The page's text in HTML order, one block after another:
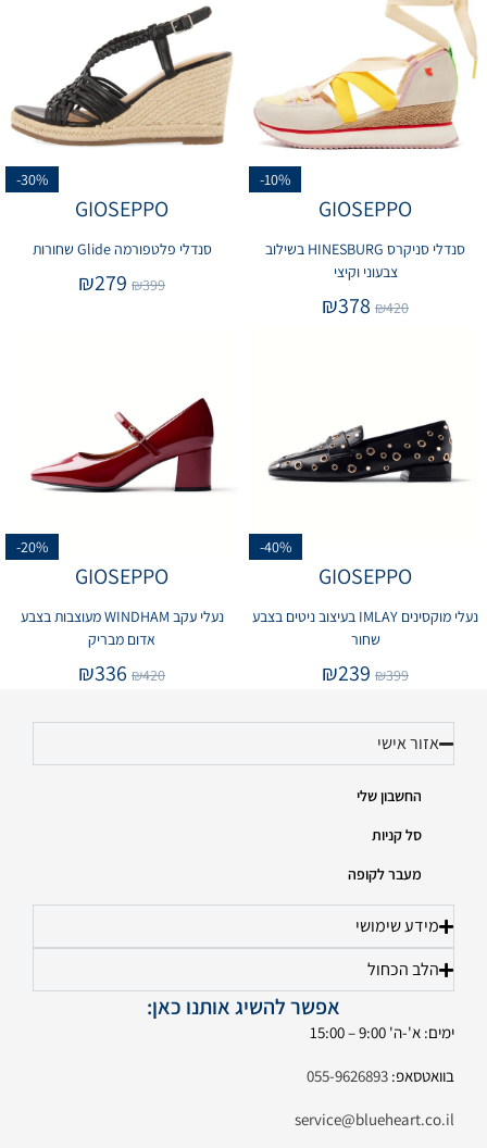
-10%
GIOSEPPO
סנדלי סניקרס HINESBURG בשילוב
צבעוני וקיצי
₪420
₪378
-30%
GIOSEPPO
סנדלי פלטפורמה Glide שחורות
₪399
₪279
-40%
GIOSEPPO
נעלי מוקסינים IMLAY בעיצוב ניטים בצבע
שחור
₪399
₪239
-20%
GIOSEPPO
נעלי עקב WINDHAM מעוצבות בצבע
אדום מבריק
₪420
₪336
אזור אישי
החשבון שלי
סל קניות
מעבר לקופה
מידע שימושי
הלב הכחול
אפשר להשיג אותנו כאן:
ימים: א'-ה' 9:00 – 15:00
בוואטסאפ: 055-9626893
service@blueheart.co.il